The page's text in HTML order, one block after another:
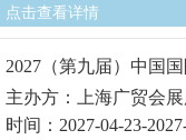
点击查看详情
2027（第九届）中国
主办方：上海广贸会
时间：2027-04-23-